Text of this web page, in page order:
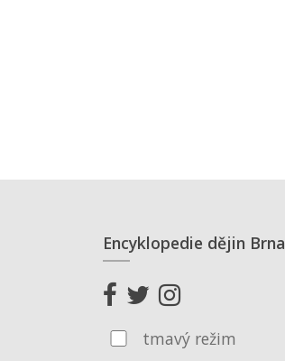
Encyklopedie dějin Brna
tmavý režim